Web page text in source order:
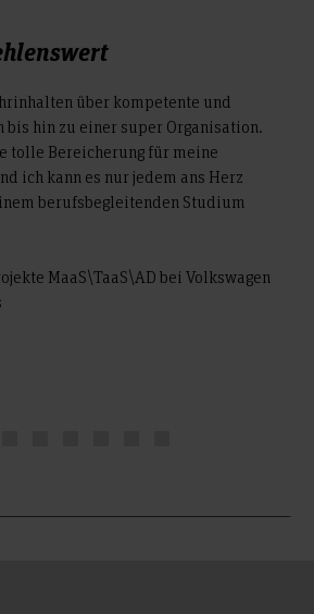
über kompetente und
bis hin zu einer super Organisation.
tolle Bereicherung für meine
ich kann es nur jedem ans Herz
berufsbegleitenden Studium
MaaS\TaaS\AD bei Volkswagen